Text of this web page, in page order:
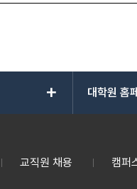
add 대학원 홈
교직원 채용 캠퍼